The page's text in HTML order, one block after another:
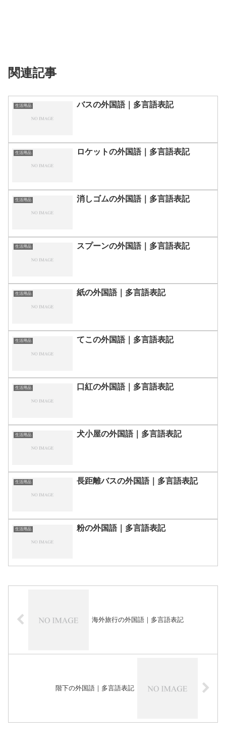
関連記事
生活用品 バスの外国語｜多言語表記
生活用品 ロケットの外国語｜多言語表記
生活用品 消しゴムの外国語｜多言語表記
生活用品 スプーンの外国語｜多言語表記
生活用品 紙の外国語｜多言語表記
生活用品 てこの外国語｜多言語表記
生活用品 口紅の外国語｜多言語表記
生活用品 犬小屋の外国語｜多言語表記
生活用品 長距離バスの外国語｜多言語表記
生活用品 粉の外国語｜多言語表記
海外旅行の外国語｜多言語表記
階下の外国語｜多言語表記